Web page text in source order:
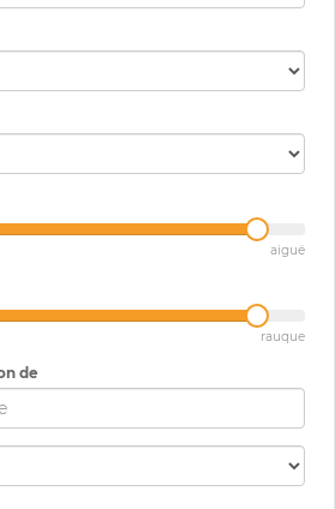
aiguë
rauque
de